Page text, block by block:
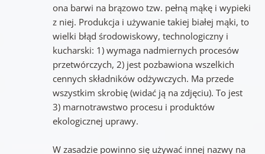
ona barwi na brązowo tzw. pełną mąkę i wypieki
z niej. Produkcja i używanie takiej białej mąki, to
wielki błąd środowiskowy, technologiczny i
kucharski: 1) wymaga nadmiernych procesów
przetwórczych, 2) jest pozbawiona wszelkich
cennych składników odżywczych. Ma przede
wszystkim skrobię (widać ją na zdjęciu). To jest
3) marnotrawstwo procesu i produktów
ekologicznej uprawy.
W zasadzie powinno się używać innej nazwy na